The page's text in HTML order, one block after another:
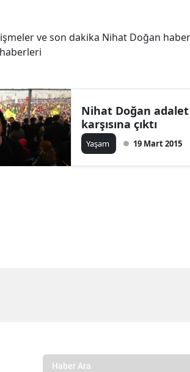
ve son dakika Nihat Doğan
Nihat Doğan adalet
karşısına çıktı
Yaşam 19 Mart 2015